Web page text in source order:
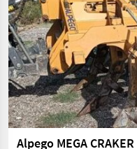
Alpego MEGA